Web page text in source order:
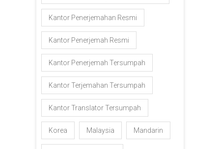
Kantor Penerjemahan Resmi
Kantor Penerjemah Resmi
Kantor Penerjemah Tersumpah
Kantor Terjemahan Tersumpah
Kantor Translator Tersumpah
Korea Malaysia Mandarin